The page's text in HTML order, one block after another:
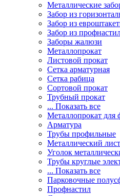
Металлические
Забор из
Забор из
Забор из
Заборы жалюзи
Металлопрокат
Листовой прокат
Сетка арматурная
Сетка рабица
Сортовой прокат
Трубный прокат
... Показать все
Металлопрокат для
Арматура
Трубы профильные
Металлический лист
Уголок
Трубы круглые
... Показать все
Парковочные
Профнастил